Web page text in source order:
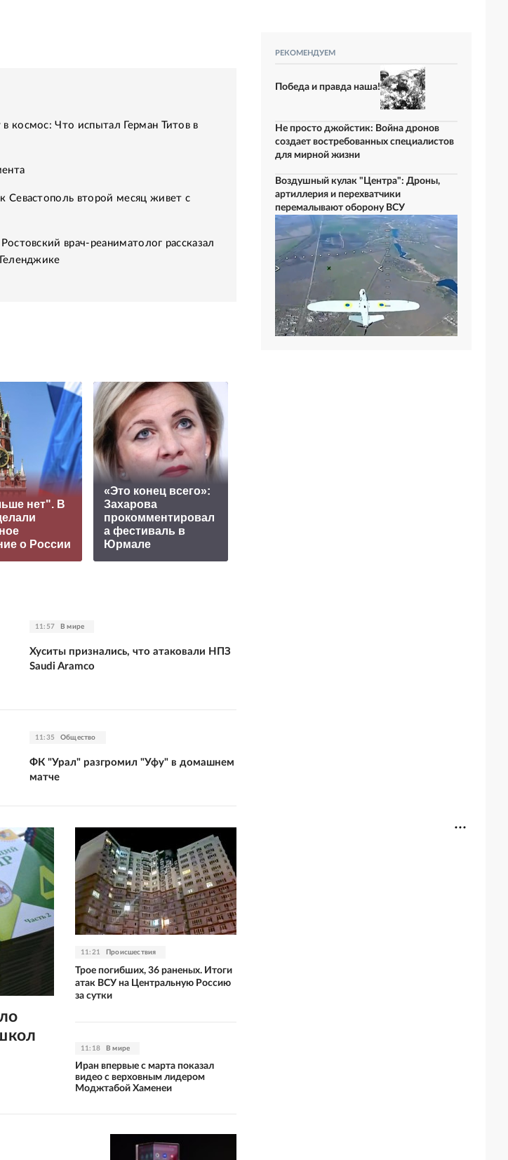
космос: Что испытал Герман Титов в
Севастополь второй месяц живет с
врач-реаниматолог рассказал
нет". В
о России
«Это конец всего»:
Захарова
прокомментировал
а фестиваль в
Юрмале
11:57 В мире
Хуситы признались, что атаковали НПЗ
Saudi Aramco
11:35 Общество
ФК "Урал" разгромил "Уфу" в домашнем
матче
11:21 Происшествия
Трое погибших, 36 раненых. Итоги
атак ВСУ на Центральную Россию
за сутки
11:18 В мире
Иран впервые с марта показал
видео с верховным лидером
Моджтабой Хаменеи
РЕКОМЕНДУЕМ
Победа и правда наша!
Не просто джойстик: Война дронов
создает востребованных специалистов
для мирной жизни
Воздушный кулак "Центра": Дроны,
артиллерия и перехватчики
перемалывают оборону ВСУ